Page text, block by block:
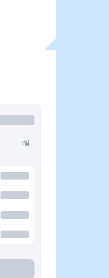
1일